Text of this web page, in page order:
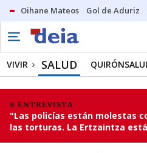
Oihane Mateos Gol de Aduriz
VIVIR SALUD
ENTREVISTA
"Las policías están molestas
las torturas. La Ertzaintza